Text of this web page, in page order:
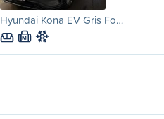
Hyundai Kona EV Gris Fo…
M